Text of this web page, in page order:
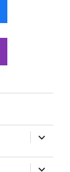
anzeigen